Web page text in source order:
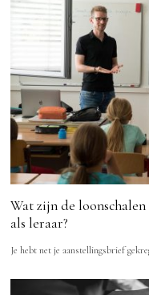
Wat zijn de
als leraar?
Je hebt net je aanstellingsbrief